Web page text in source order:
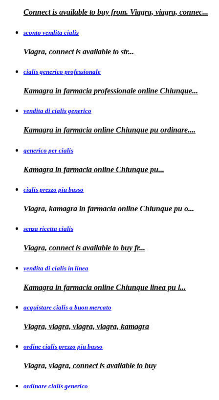
Connect is available to buy from. Viagra, viagra, connec...
sconto vendita cialis
Viagra, connect is available to str...
cialis generico professionale
Kamagra in farmacia professionale online Chiunque...
vendita di cialis generico
Kamagra in farmacia online Chiunque pu ordinare....
generico per cialis
Kamagra in farmacia online Chiunque pu...
cialis prezzo piu basso
Viagra, kamagra in farmacia online Chiunque pu o...
senza ricetta cialis
Viagra, connect is available to buy fr...
vendita di cialis in linea
Kamagra in farmacia online Chiunque linea pu l...
acquistare cialis a buon mercato
Viagra, viagra, viagra, viagra, kamagra
ordine cialis prezzo piu basso
Viagra, viagra, connect is available to buy
ordinare cialis generico